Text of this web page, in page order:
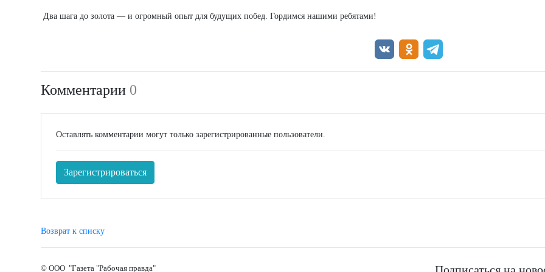
Два шага до золота — и огромный опыт для будущих побед. Гордимся нашими ребятами!
Комментарии 0
Оставлять комментарии могут только зарегистрированные пользователи.
Зарегистрироваться
Возврат к списку
© ООО "Газета "Рабочая правда"